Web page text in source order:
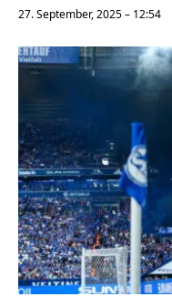
27. September, 2025 – 12:54